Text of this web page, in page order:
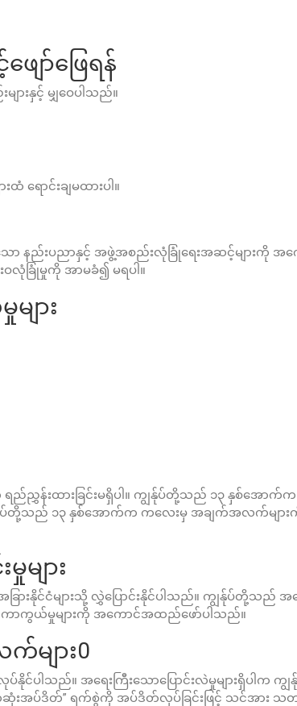
ော်ဖြေရန်
းနှင့် မျှဝေပါသည်။
ာင်းချမထားပါ။
းပညာနှင့် အဖွဲ့အစည်းလုံခြုံရေးအဆင့်များကို အ
ခြုံမှုကို အာမခံ၍ မရပါ။
ျား
ညွှန်းထားခြင်းမရှိပါ။ ကျွန်ုပ်တို့သည် ၁၃ နှစ်အောက်က
ပ်တို့သည် ၁၃ နှစ်အောက်က ကလေးမှ အချက်အလက်မျာ
များ
နိုင်ငံများသို့ လွှဲပြောင်းနိုင်ပါသည်။ ကျွန်ုပ်တို့သည်
ကွယ်မှုများကို အကောင်အထည်ဖော်ပါသည်။
များ0
နိုင်ပါသည်။ အရေးကြီးသောပြောင်းလဲမှုများရှိပ
ဆုံးအပ်ဒိတ်” ရက်စွဲကို အပ်ဒိတ်လုပ်ခြင်းဖြင့် သင်အား သတ